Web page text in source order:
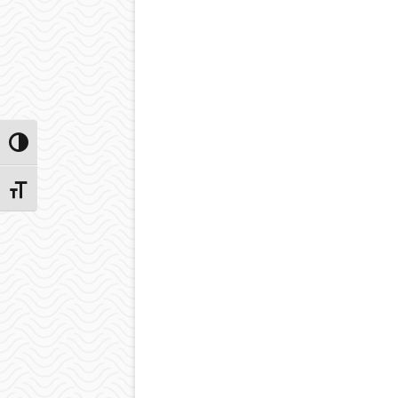
Przełącz wysoki kontrast
Zmień rozmiar czcionek